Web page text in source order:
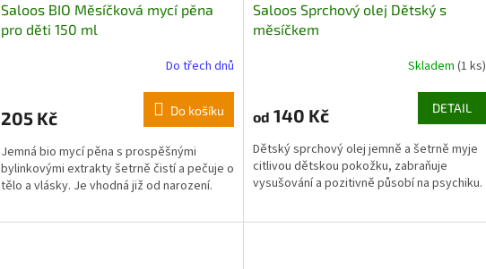
Saloos BIO Měsíčková mycí pěna
pro děti 150 ml
Do třech dnů
205 Kč Do košíku
Jemná bio mycí pěna s prospěšnými
bylinkovými extrakty šetrně čistí a pečuje o
tělo a vlásky. Je vhodná již od narození.
Saloos Sprchový olej Dětský s
měsíčkem
Skladem (1 ks)
od 140 Kč DETAIL
Dětský sprchový olej jemně a šetrně myje
citlivou dětskou pokožku, zabraňuje
vysušování a pozitivně působí na psychiku.